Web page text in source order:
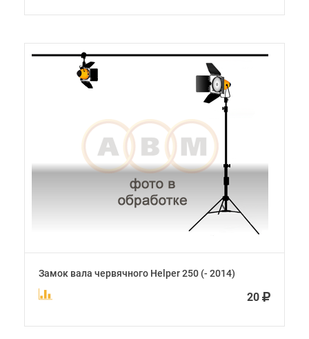
Замок вала червячного Helper 250 (- 2014)
20